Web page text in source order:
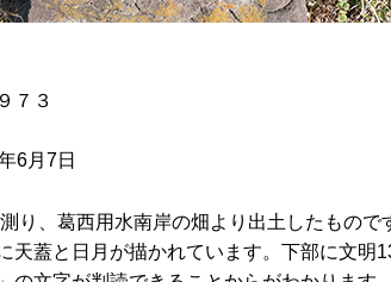
７３
6月7日
り、葛西用水南岸の畑より出土したもので
天蓋と日月が描かれています。下部に文明